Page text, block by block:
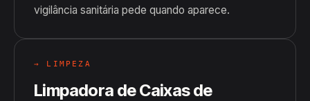
vigilância sanitária pede quando aparece.
→ LIMPEZA
Limpadora de Caixas de